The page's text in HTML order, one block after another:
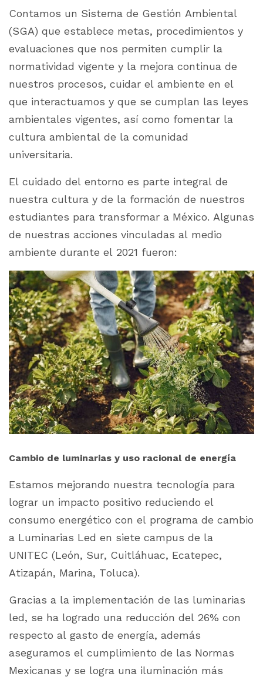
Contamos un Sistema de Gestión Ambiental
(SGA) que establece metas, procedimientos y
evaluaciones que nos permiten cumplir la
normatividad vigente y la mejora continua de
nuestros procesos, cuidar el ambiente en el
que interactuamos y que se cumplan las leyes
ambientales vigentes, así como fomentar la
cultura ambiental de la comunidad
universitaria.
El cuidado del entorno es parte integral de
nuestra cultura y de la formación de nuestros
estudiantes para transformar a México. Algunas
de nuestras acciones vinculadas al medio
ambiente durante el 2021 fueron:
Cambio de luminarias y uso racional de energía
Estamos mejorando nuestra tecnología para
lograr un impacto positivo reduciendo el
consumo energético con el programa de cambio
a Luminarias Led en siete campus de la
UNITEC (León, Sur, Cuitláhuac, Ecatepec,
Atizapán, Marina, Toluca).
Gracias a la implementación de las luminarias
led, se ha logrado una reducción del 26% con
respecto al gasto de energía, además
aseguramos el cumplimiento de las Normas
Mexicanas y se logra una iluminación más